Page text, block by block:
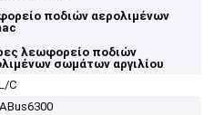
ποδιών αερολιμένων
λεωφορείο ποδιών
σωμάτων αργιλίου
C